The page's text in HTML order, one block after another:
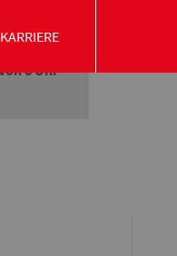
8 Uhr
KARRIERE